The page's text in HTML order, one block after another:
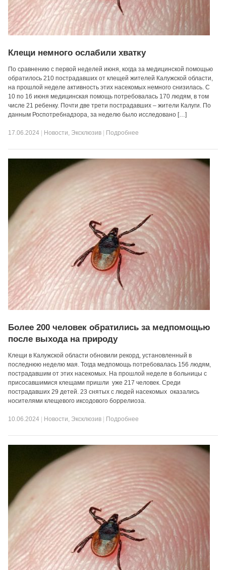
Клещи немного ослабили хватку
По сравнению с первой неделей июня, когда за медицинской помощью
обратилось 210 пострадавших от клещей жителей Калужской области,
на прошлой неделе активность этих насекомых немного снизилась. С
10 по 16 июня медицинская помощь потребовалась 170 людям, в том
числе 21 ребенку. Почти две трети пострадавших – жители Калуги. По
данным Роспотребнадзора, за неделю было исследовано […]
17.06.2024 Новости, Эксклюзив Подробнее
Более 200 человек обратились за медпомощью
после выхода на природу
Клещи в Калужской области обновили рекорд, установленный в
последнюю неделю мая. Тогда медпомощь потребовалась 156 людям,
пострадавшим от этих насекомых. На прошлой неделе в больницы с
присосавшимися клещами пришли уже 217 человек. Среди
пострадавших 29 детей. 23 снятых с людей насекомых оказались
носителями клещевого иксодового боррелиоза.
10.06.2024 Новости, Эксклюзив Подробнее